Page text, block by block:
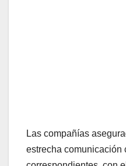
Las compañías
estrecha comunicación